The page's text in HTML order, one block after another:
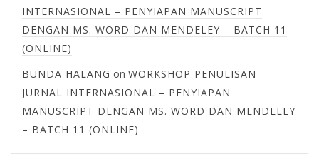
INTERNASIONAL – PENYIAPAN MANUSCRIPT
DENGAN MS. WORD DAN MENDELEY – BATCH 11
(ONLINE)
BUNDA HALANG on WORKSHOP PENULISAN
JURNAL INTERNASIONAL – PENYIAPAN
MANUSCRIPT DENGAN MS. WORD DAN MENDELEY
– BATCH 11 (ONLINE)